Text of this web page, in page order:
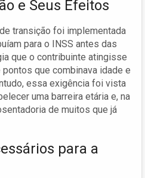
e Seus Efeitos
transição foi implementada
para o INSS antes das
que o contribuinte atingisse
que combinava idade e
essa exigência foi vista
uma barreira etária e, na
de muitos que já
para a